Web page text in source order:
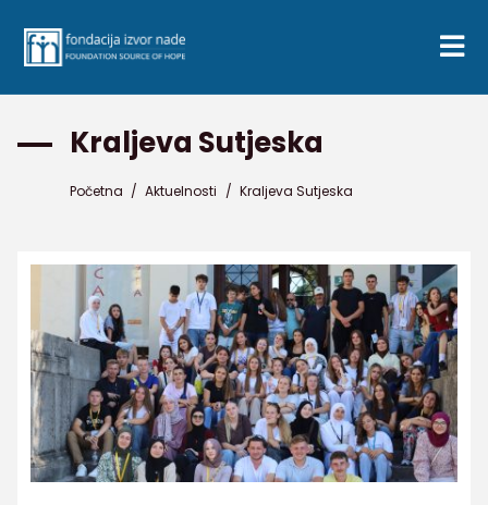
Kraljeva Sutjeska
Početna / Aktuelnosti / Kraljeva Sutjeska